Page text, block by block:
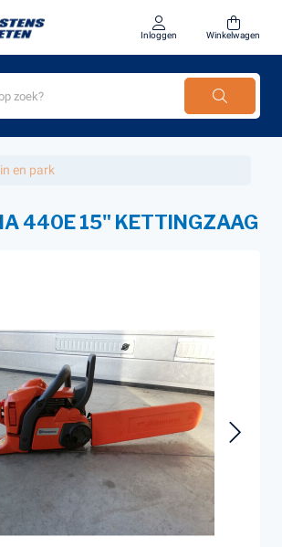
Inloggen Winkelwagen
en park
440E 15" KETTINGZAAG